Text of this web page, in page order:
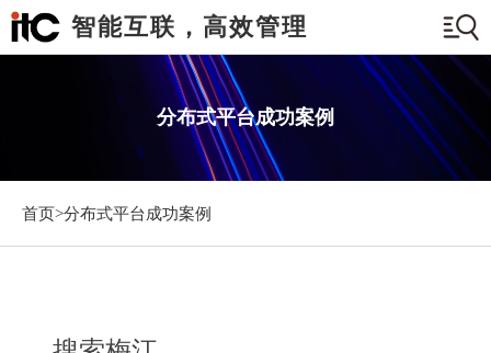
智能互联，高效管理
分布式平台成功案例
首页>分布式平台成功案例